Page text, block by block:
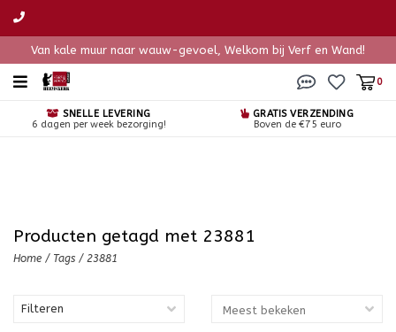
Van kale muur naar wauw-gevoel, Welkom bij Verf en Wand!
0
SNELLE LEVERING
6 dagen per week bezorging!
GRATIS VERZENDING
Boven de €75 euro
Producten getagd met 23881
Home / Tags / 23881
Filteren